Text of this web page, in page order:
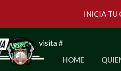
visita #
HOME
INICIA TU